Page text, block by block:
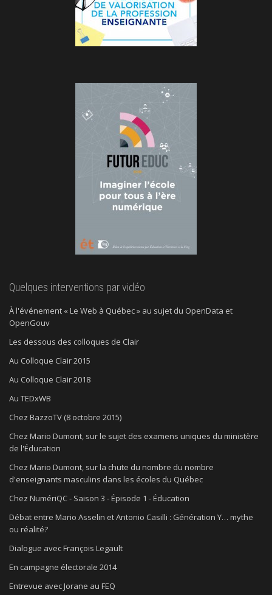
Quelques interventions par vidéo
À l'événement « Le Web à Québec » au sujet du OpenData et
OpenGouv
Les dessous des colloques de Clair
Au Colloque Clair 2015
Au Colloque Clair 2018
Au TEDxWB
Chez BazzoTV (8 octobre 2015)
Chez Mario Dumont, sur le sujet des examens uniques du ministère
de l'Éducation
Chez Mario Dumont, sur la chute du nombre du nombre
d'enseignants masculins dans les écoles du Québec
Chez NumériQC - Saison 3 - Épisode 1 - Éducation
Débat entre Mario Asselin et Antonio Casilli : Génération Y… mythe
ou réalité?
Dialogue avec François Legault
En campagne électorale 2014
Entrevue avec Jorane au FEQ